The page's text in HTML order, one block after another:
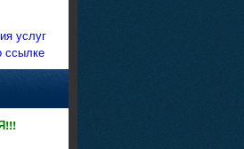
услуг
ссылке